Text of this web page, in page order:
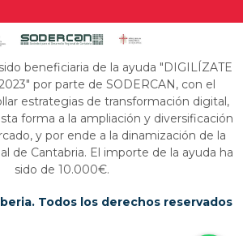
beneficiaria de la ayuda "DIGILÍZATE
por parte de SODERCAN, con el
estrategias de transformación digital,
forma a la ampliación y diversificación
y por ende a la dinamización de la
de Cantabria. El importe de la ayuda ha
sido de 10.000€.
Todos los derechos reservados